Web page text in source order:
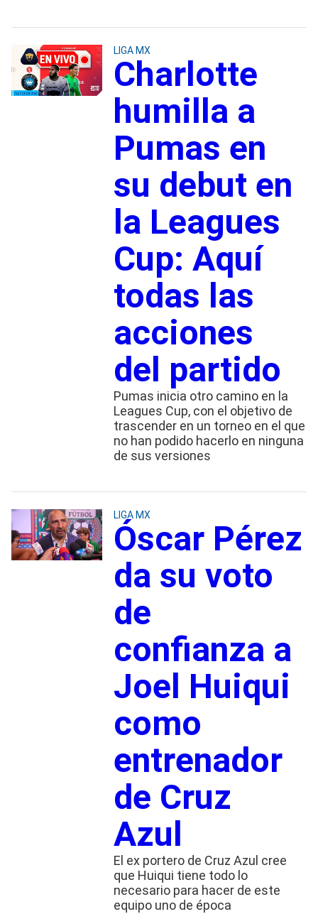
LIGA MX
Charlotte
humilla a
Pumas en
su debut en
la Leagues
Cup: Aquí
todas las
acciones
del partido
Pumas inicia otro camino en la
Leagues Cup, con el objetivo de
trascender en un torneo en el que
no han podido hacerlo en ninguna
de sus versiones
LIGA MX
Óscar Pérez
da su voto
de
confianza a
Joel Huiqui
como
entrenador
de Cruz
Azul
El ex portero de Cruz Azul cree
que Huiqui tiene todo lo
necesario para hacer de este
equipo uno de época